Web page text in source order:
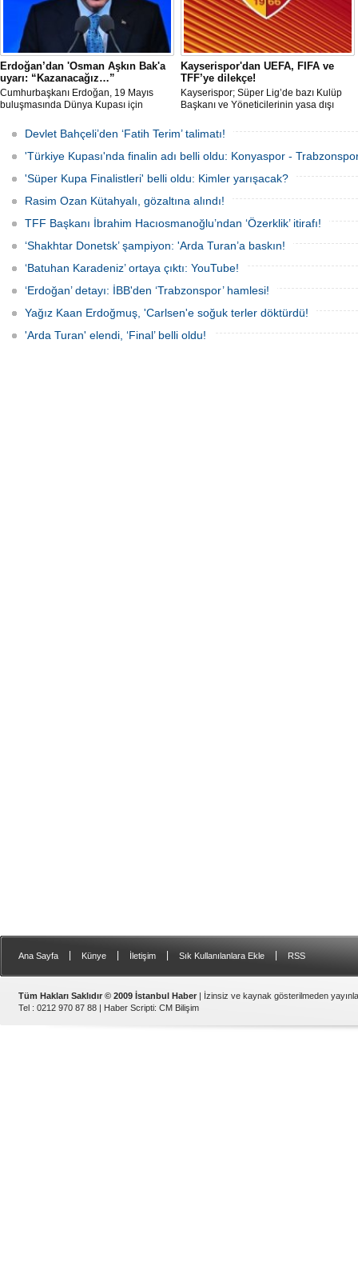
Erdoğan’dan 'Osman Aşkın Bak'a
uyarı: “Kazanacağız…”
Cumhurbaşkanı Erdoğan, 19 Mayıs
buluşmasında Dünya Kupası için
Spor Bakanı Osman Aşkın Bak’a,
"Sürpriz yapabiliriz deme, kazanacağız
diyeceksin" sözleriyle müdahale etti.
Kayserispor'dan UEFA, FIFA ve
TFF’ye dilekçe!
Kayserispor; Süper Lig’de bazı Kulüp
Başkanı ve Yöneticilerinin yasa dışı
ve FIFA’ya resmi dilekçe göndererek
ligin tescil edilmemesini talep edecek.
Devlet Bahçeli’den ‘Fatih Terim’ talimatı!
'Türkiye Kupası'nda finalin adı belli oldu: Konyaspor -
'Süper Kupa Finalistleri' belli oldu: Kimler yarışacak?
Rasim Ozan Kütahyalı, gözaltına alındı!
TFF Başkanı İbrahim Hacıosmanoğlu’ndan ‘Özerklik’ itirafı!
‘Shakhtar Donetsk’ şampiyon: 'Arda Turan’a baskın!
‘Batuhan Karadeniz’ ortaya çıktı: YouTube!
‘Erdoğan’ detayı: İBB'den ‘Trabzonspor’ hamlesi!
Yağız Kaan Erdoğmuş, 'Carlsen'e soğuk terler döktürdü!
'Arda Turan' elendi, ‘Final’ belli oldu!
Ana Sayfa Künye İletişim Sık Kullanılanlara Ekle RSS
Tüm Hakları Saklıdır © 2009 İstanbul Haber | İzinsiz ve kaynak gösterilmeden
Tel : 0212 970 87 88 | Haber Scripti: CM Bilişim